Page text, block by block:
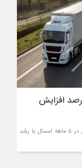
خارجی از مسیر ایران ۵۳ درصد افزایش
گمرک ایران اعلام کرد: ترانزیت خارجی از مسیر ایران در ۵ ماهه امسال با رشد